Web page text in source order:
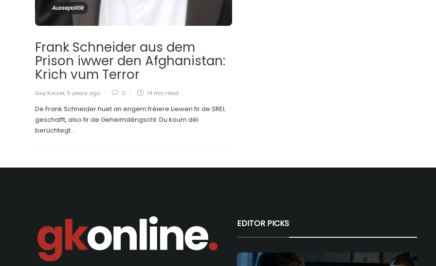
Aussepolitik
Frank Schneider aus dem
Prison iwwer den Afghanistan:
Krich vum Terror
Guy Kaiser, 5 years ago 0 14 min read
De Frank Schneider huet an engem fréiere Liewen fir de SREL
geschafft, also fir de Geheimdéngscht. Du koum déi
berüchtegt...
EDITOR PICKS